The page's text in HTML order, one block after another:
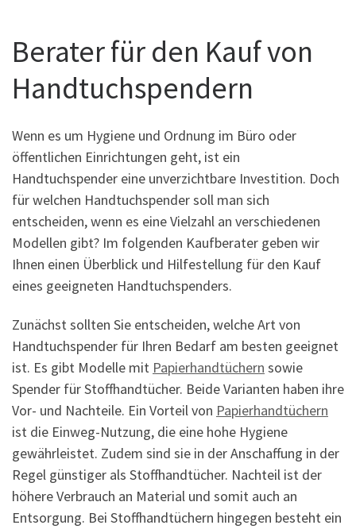
Berater für den Kauf von
Handtuchspendern
Wenn es um Hygiene und Ordnung im Büro oder
öffentlichen Einrichtungen geht, ist ein
Handtuchspender eine unverzichtbare Investition. Doch
für welchen Handtuchspender soll man sich
entscheiden, wenn es eine Vielzahl an verschiedenen
Modellen gibt? Im folgenden Kaufberater geben wir
Ihnen einen Überblick und Hilfestellung für den Kauf
eines geeigneten Handtuchspenders.
Zunächst sollten Sie entscheiden, welche Art von
Handtuchspender für Ihren Bedarf am besten geeignet
ist. Es gibt Modelle mit Papierhandtüchern sowie
Spender für Stoffhandtücher. Beide Varianten haben ihre
Vor- und Nachteile. Ein Vorteil von Papierhandtüchern
ist die Einweg-Nutzung, die eine hohe Hygiene
gewährleistet. Zudem sind sie in der Anschaffung in der
Regel günstiger als Stoffhandtücher. Nachteil ist der
höhere Verbrauch an Material und somit auch an
Entsorgung. Bei Stoffhandtüchern hingegen besteht ein